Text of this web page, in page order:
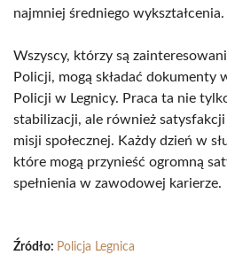
najmniej średniego wykształcenia.
Wszyscy, którzy są
Policji, mogą składać dokumenty
Policji w Legnicy. Praca ta nie
stabilizacji, ale również
misji społecznej. Każdy dzień w
które mogą przynieść ogromną
spełnienia w zawodowej karierze.
Źródło: Policja Legnica